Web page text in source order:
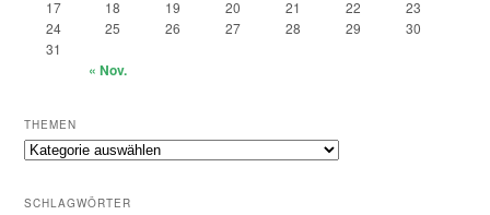
17
18 19 20 21 22
23
24
25 26 27 28 29
30
31
« Nov.
THEMEN
Themen
SCHLAGWÖRTER